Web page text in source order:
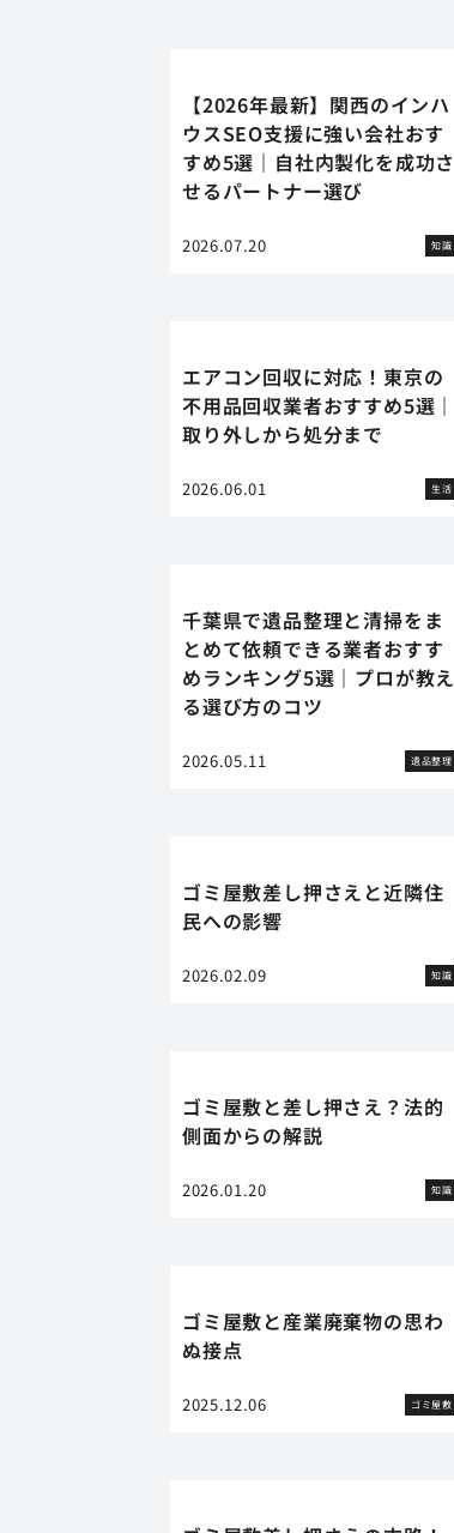
【2026年最新】関西のインハ
ウスSEO支援に強い会社おす
すめ5選｜自社内製化を成功さ
せるパートナー選び
2026.07.20 知識
エアコン回収に対応！東京の
不用品回収業者おすすめ5選｜
取り外しから処分まで
2026.06.01 生活
千葉県で遺品整理と清掃をま
とめて依頼できる業者おすす
めランキング5選｜プロが教え
る選び方のコツ
2026.05.11 遺品整理
ゴミ屋敷差し押さえと近隣住
民への影響
2026.02.09 知識
ゴミ屋敷と差し押さえ？法的
側面からの解説
2026.01.20 知識
ゴミ屋敷と産業廃棄物の思わ
ぬ接点
2025.12.06 ゴミ屋敷